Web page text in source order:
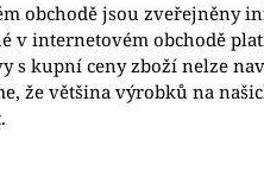
obchodě jsou zveřejněny
v internetovém obchodě
s kupní ceny zboží nelze
že většina výrobků na